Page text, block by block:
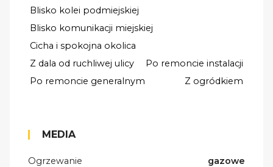
Blisko kolei podmiejskiej
Blisko komunikacji miejskiej
Cicha i spokojna okolica
Z dala od ruchliwej ulicy
Po remoncie instalacji
Po remoncie generalnym
Z ogródkiem
MEDIA
Ogrzewanie gazowe